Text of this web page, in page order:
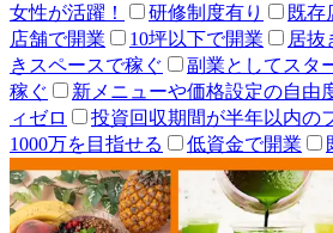
女性が活躍！
研修制度有り 既存
店舗で開業
10坪以下で開業 居抜
きスペースで稼ぐ
副業としてスタ
稼ぐ
新メニューや価格設定の自由
ィゼロ
投資回収期間が半年以内の
1000万を目指せる
低資金で開業